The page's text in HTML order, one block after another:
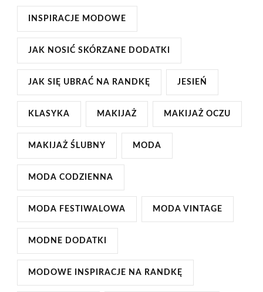
INSPIRACJE MODOWE
JAK NOSIĆ SKÓRZANE DODATKI
JAK SIĘ UBRAĆ NA RANDKĘ JESIEŃ
KLASYKA MAKIJAŻ MAKIJAŻ OCZU
MAKIJAŻ ŚLUBNY MODA
MODA CODZIENNA
MODA FESTIWALOWA MODA VINTAGE
MODNE DODATKI
MODOWE INSPIRACJE NA RANDKĘ